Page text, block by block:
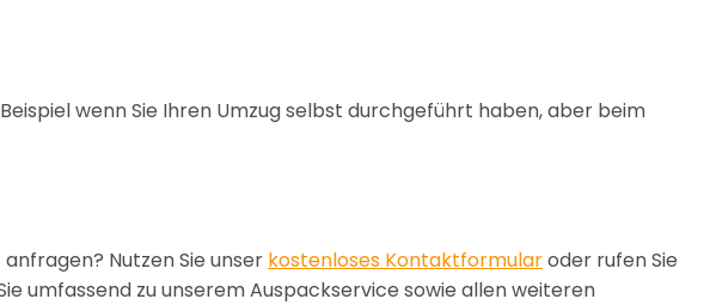
wenn Sie Ihren Umzug selbst durchgeführt haben, aber beim
Nutzen Sie unser kostenloses Kontaktformularoder rufen Sie
umfassend zu unserem Auspackservice sowie allen weiteren